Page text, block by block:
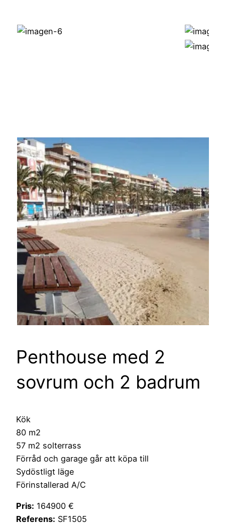
Penthouse med 2
sovrum och 2 badrum
Kök
80 m2
57 m2 solterrass
Förråd och garage går att köpa till
Sydöstligt läge
Förinstallerad A/C
Pris: 164900 €
Referens: SF1505